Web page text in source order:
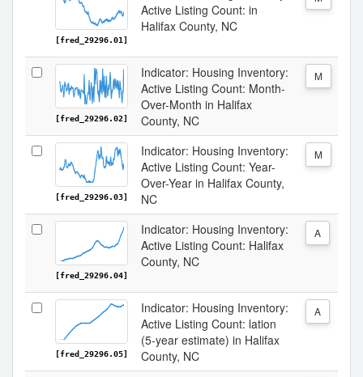
[fred_29296.01]
Active Listing Count: in
Halifax County, NC
[fred_29296.02]
Indicator: Housing Inventory:
Active Listing Count: Month-
Over-Month in Halifax
County, NC
M
[fred_29296.03]
Indicator: Housing Inventory:
Active Listing Count: Year-
Over-Year in Halifax County,
NC
M
[fred_29296.04]
Indicator: Housing Inventory:
Active Listing Count: Halifax
County, NC
A
[fred_29296.05]
Indicator: Housing Inventory:
Active Listing Count: lation
(5-year estimate) in Halifax
County, NC
A